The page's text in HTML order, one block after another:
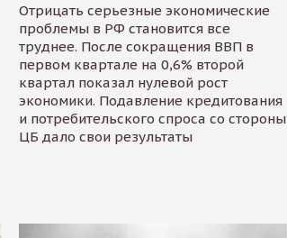
Отрицать серьезные экономические
проблемы в РФ становится все
труднее. После сокращения ВВП в
первом квартале на 0,6% второй
квартал показал нулевой рост
экономики. Подавление кредитования
и потребительского спроса со стороны
ЦБ дало свои результаты